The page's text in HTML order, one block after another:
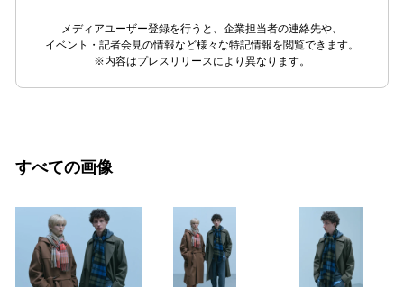
メディアユーザー登録を行うと、企業担当者の連絡先や、
イベント・記者会見の情報など様々な特記情報を閲覧できます。
※内容はプレスリリースにより異なります。
すべての画像